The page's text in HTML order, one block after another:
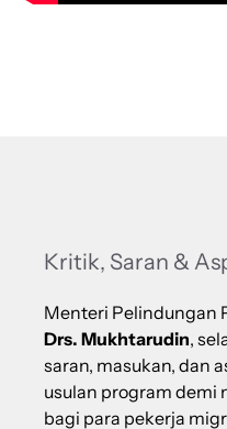
Kritik, Saran &
Menteri Pelindungan
Drs. Mukhtarudin,
saran, masukan, dan
usulan program demi
bagi para pekerja